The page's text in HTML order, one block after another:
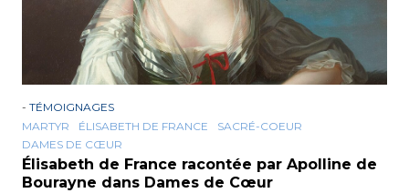
- TÉMOIGNAGES
MARTYR
ÉLISABETH DE FRANCE
SACRÉ-COEUR
DAMES DE CŒUR
Élisabeth de France racontée par Apolline de
Bourayne dans Dames de Cœur